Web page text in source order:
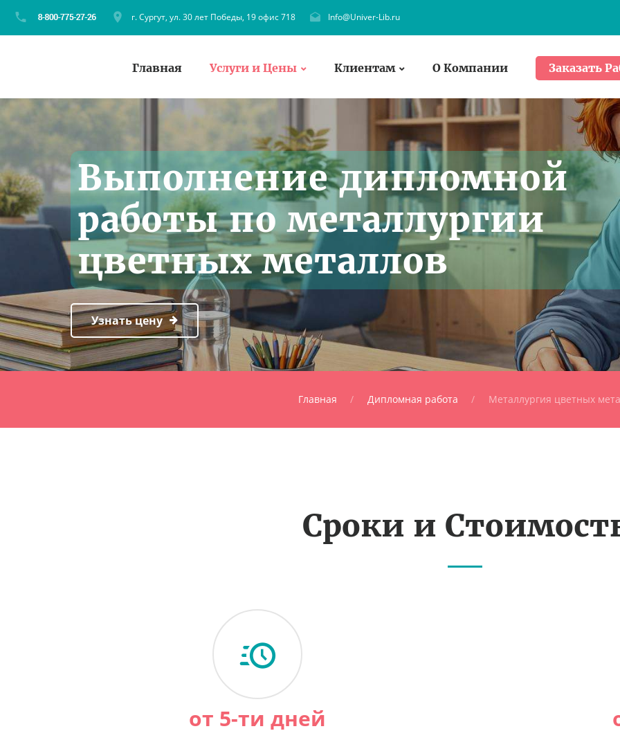
г. Сургут, ул. 30 лет Победы, 19 офис 718 Info@Univer-Lib.ru
Главная Услуги и Цены Клиентам О Компании Заказать
Выполнение дипломной
работы по металлургии
цветных металлов
Узнать цену
Главная Дипломная работа Металлургия цветных
Сроки и
от 5-ти дней